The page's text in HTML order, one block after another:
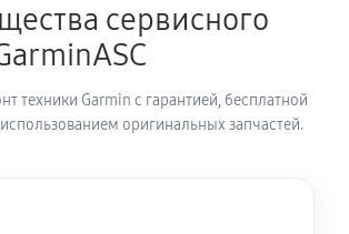
сервисного
техники Garmin с гарантией, бесплатной
оригинальных запчастей.